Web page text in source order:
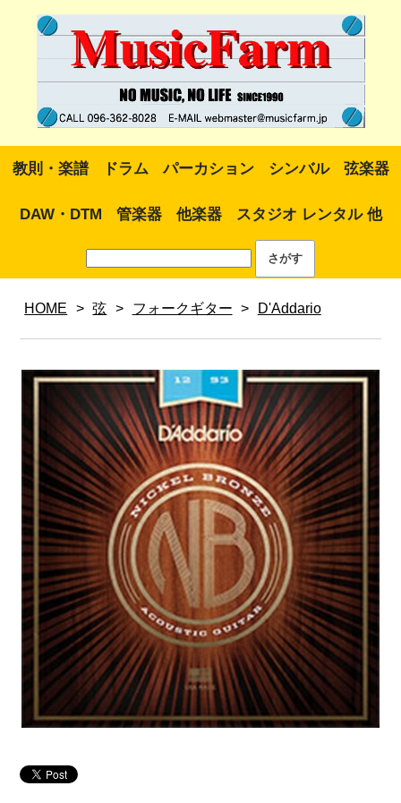
教則・楽譜 ドラム パーカション シンバル 弦楽器
DAW・DTM 管楽器 他楽器 スタジオ レンタル 他
HOME > 弦 > フォークギター > D'Addario